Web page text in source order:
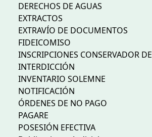
DERECHOS DE AGUAS
EXTRACTOS
EXTRAVÍO DE DOCUMENTOS
FIDEICOMISO
INSCRIPCIONES CONSERVADOR
INTERDICCIÓN
INVENTARIO SOLEMNE
NOTIFICACIÓN
ÓRDENES DE NO PAGO
PAGARE
POSESIÓN EFECTIVA